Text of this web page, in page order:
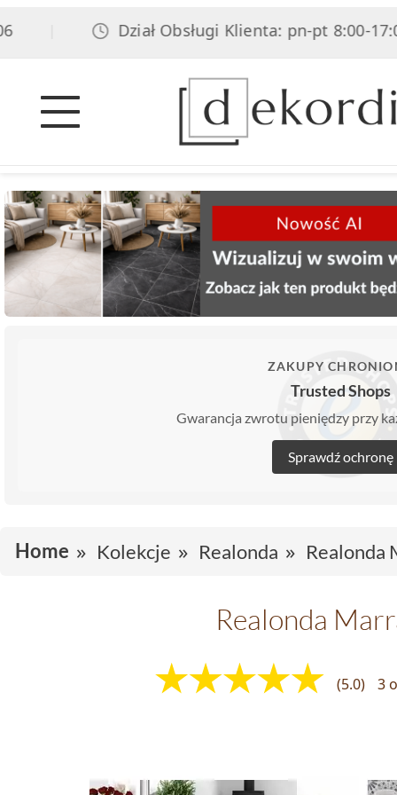
Dział Obsługi Klienta: pn-pt 8:00-17:00,
ZAKUPY
Trusted Shops
Gwarancja zwrotu pieniędzy przy
Sprawdź ochronę
Home Kolekcje Realonda Realonda
Realonda
(5.0) 3